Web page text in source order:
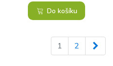
Do košíku
1 2